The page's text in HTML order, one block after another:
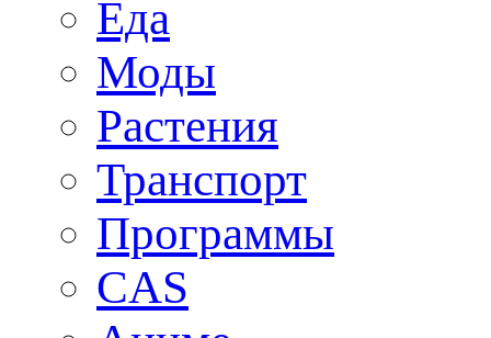
Еда
Моды
Растения
Транспорт
Программы
CAS